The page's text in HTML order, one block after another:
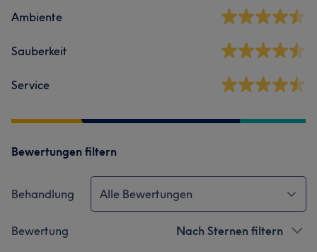
Ambiente
Sauberkeit
Service
Bewertungen filtern
Behandlung Alle Bewertungen
Bewertung Nach Sternen filtern